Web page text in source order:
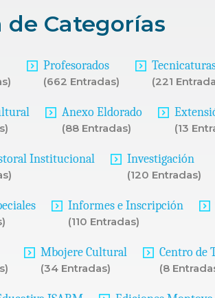
de Categorías
Profesorados
(662 Entradas) (221
Anexo Eldorado
(88 Entradas) (13
Institucional Investigación
(120 Entradas)
Informes e Inscripción
(110 Entradas)
Mbojere Cultural
(34 Entradas)
Centro de
(8